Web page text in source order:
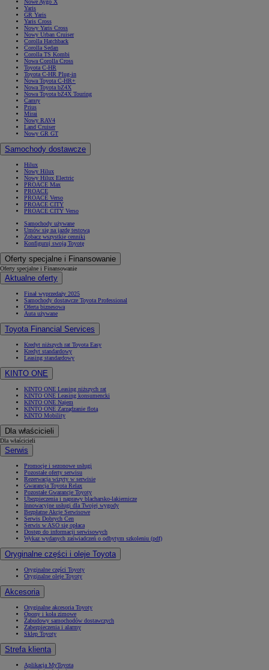
Nowe Aygo X
Yaris
GR Yaris
Yaris Cross
Nowy Yaris Cross
Nowy Urban Cruiser
Corolla Hatchback
Corolla Sedan
Corolla TS Kombi
Nowa Corolla Cross
Toyota C-HR
Toyota C-HR Plug-in
Nowa Toyota C-HR+
Nowa Toyota bZ4X
Nowa Toyota bZ4X Touring
Camry
Prius
Mirai
Nowy RAV4
Land Cruiser
Nowy GR GT
Samochody dostawcze
Hilux
Nowy Hilux
Nowy Hilux Electric
PROACE Max
PROACE
PROACE Verso
PROACE CITY
PROACE CITY Verso
Samochody używane
Umów się na jazdę testową
Zobacz wszystkie cenniki
Konfiguruj swoją Toyotę
Oferty specjalne i Finansowanie
Oferty specjalne i Finansowanie
Aktualne oferty
Finał wyprzedaży 2025
Samochody dostawcze Toyota Professional
Oferta biznesowa
Auta używane
Toyota Financial Services
Kredyt niższych rat Toyota Easy
Kredyt standardowy
Leasing standardowy
KINTO ONE
KINTO ONE Leasing niższych rat
KINTO ONE Leasing konsumencki
KINTO ONE Najem
KINTO ONE Zarządzanie flotą
KINTO Mobility
Dla właścicieli
Dla właścicieli
Serwis
Promocje i sezonowe usługi
Pozostałe oferty serwisu
Rezerwacja wizyty w serwisie
Gwarancja Toyota Relax
Pozostałe Gwarancje Toyoty
Ubezpieczenia i naprawy blacharsko-lakiernicze
Innowacyjne usługi dla Twojej wygody
Bezpłatne Akcje Serwisowe
Serwis Dobrych Cen
Serwis w ASO się opłaca
Dostęp do informacji serwisowych
Wykaz wydanych zaświadczeń o odbytym szkoleniu (pdf)
Oryginalne części i oleje Toyota
Oryginalne części Toyoty
Oryginalne oleje Toyoty
Akcesoria
Oryginalne akcesoria Toyoty
Opony i koła zimowe
Zabudowy samochodów dostawczych
Zabezpieczenia i alarmy
Sklep Toyoty
Strefa klienta
Aplikacja MyToyota